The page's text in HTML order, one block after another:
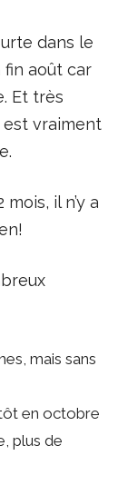
dans le
fin août car
Et très
vraiment
il n’y a
mais sans
en octobre
plus de